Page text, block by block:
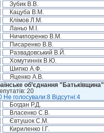
Зубик В.В.
Кацуба В.М.
Клімов Л.М.
Ланьо М.І.
Ничипоренко В.М.
Писаренко В.В.
Развадовський В.Й.
Хомутиннік В.Ю.
Шипко А.Ф.
Яценко А.В.
об’єднання "Батьківщина"
20
голосували:8 Відсутні:4
Богдан Р.Д.
Власенко С.В.
Євтушок С.М.
Кириленко І.Г.